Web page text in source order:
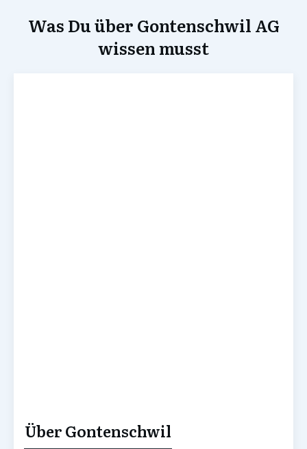
Was Du über Gontenschwil AG
wissen musst
Über Gontenschwil